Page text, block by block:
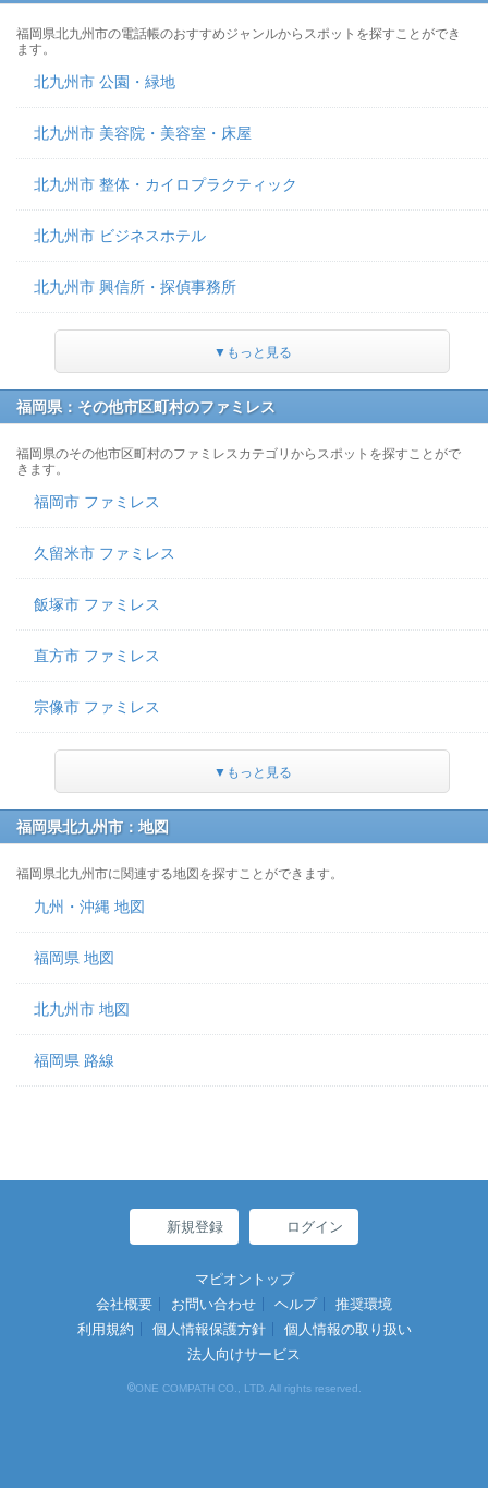
福岡県北九州市の電話帳のおすすめジャンルからスポットを探すことができ
ます。
北九州市 公園・緑地
北九州市 美容院・美容室・床屋
北九州市 整体・カイロプラクティック
北九州市 ビジネスホテル
北九州市 興信所・探偵事務所
▼もっと見る
福岡県：その他市区町村のファミレス
福岡県のその他市区町村のファミレスカテゴリからスポットを探すことがで
きます。
福岡市 ファミレス
久留米市 ファミレス
飯塚市 ファミレス
直方市 ファミレス
宗像市 ファミレス
▼もっと見る
福岡県北九州市：地図
福岡県北九州市に関連する地図を探すことができます。
九州・沖縄 地図
福岡県 地図
北九州市 地図
福岡県 路線
新規登録 ログイン
マピオントップ
会社概要
お問い合わせ ヘルプ
推奨環境
利用規約
個人情報保護方針
個人情報の取り扱い
法人向けサービス
©ONE COMPATH CO., LTD. All rights reserved.